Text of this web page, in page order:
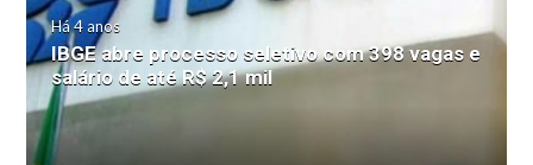
Há 4 anos
IBGE abre processo seletivo com 398 vagas e
salário de até R$ 2,1 mil